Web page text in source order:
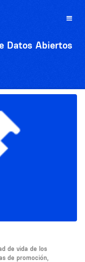
Toggle
Datos Abiertos
de vida de los
de promoción,